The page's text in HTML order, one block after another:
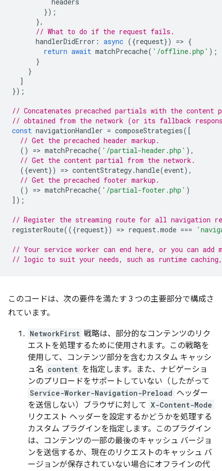
headers
});
},
// What to do if the request fails.
handlerDidError : async ({request}) => {
return await matchPrecache( '/offline.php' );
}
}
]
});
// Concatenates precached partials with the content
// obtained from the network (or its fallback
const navigationHandler = composeStrategies([
// Get the precached header markup.
()
=> matchPrecache( '/partial-header.php' ),
// Get the content partial from the network.
({event}) => contentStrategy.handle(event),
// Get the precached footer markup.
()
=> matchPrecache( '/partial-footer.php' )
]);
// Register the streaming route for all navigation
registerRoute(({request}) => request.mode ===
// Your service worker can end here, or you can add
// logic to suit your needs, such as runtime
このコードは、次の要件を満たす 3 つの主要部分で構成さ
れています。
NetworkFirst 戦略は、部分的なコンテンツのリク
エストを処理するために使用されます。この戦略を
使用して、コンテンツ部分を含むカスタム キャッシ
ュ名 content を指定します。また、ナビゲーショ
ンのプリロードをサポートしていない（したがって
Service-Worker-Navigation-Preload ヘッダー
を送信しない）ブラウザに対して X-Content-Mode
リクエスト ヘッダーを設定するかどうかを処理する
カスタム プラグインを指定します。このプラグイン
は、コンテンツの一部の最後のキャッシュ バージョ
ンを送信するか、現在のリクエストのキャッシュ バ
ージョンが保存されていない場合にオフラインの代